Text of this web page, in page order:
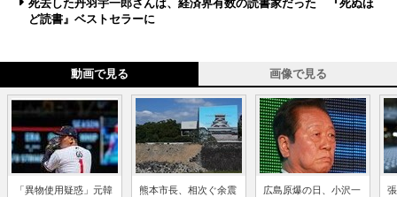
ど読書』ベストセラーに
動画で見る 画像で見る
「異物使用疑惑」元韓
熊本市長、相次ぐ余震
広島原爆の日、小沢一